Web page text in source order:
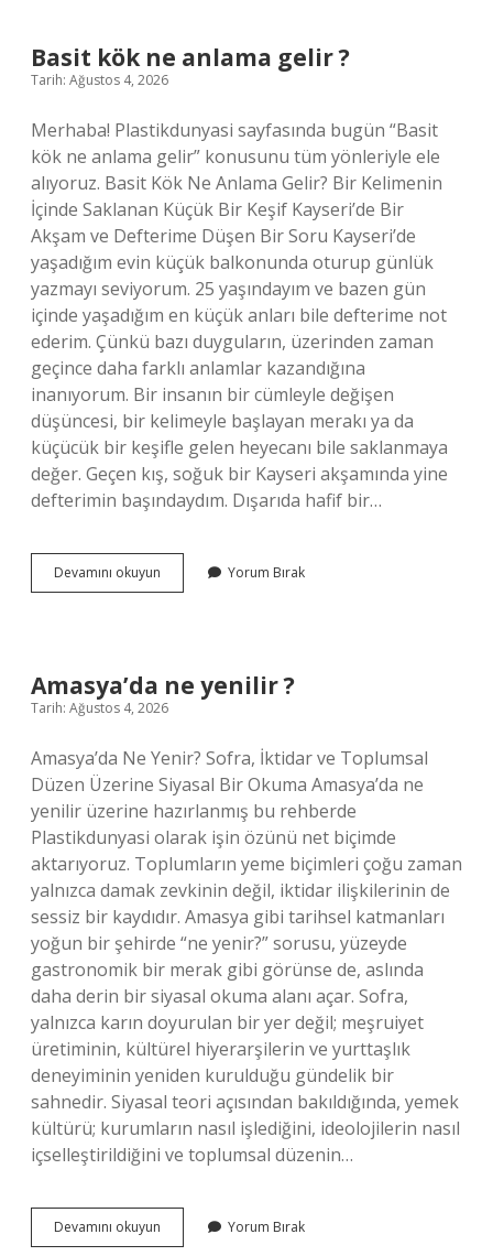
Basit kök ne anlama gelir ?
Tarih: Ağustos 4, 2026
Merhaba! Plastikdunyasi sayfasında bugün “Basit
kök ne anlama gelir” konusunu tüm yönleriyle ele
alıyoruz. Basit Kök Ne Anlama Gelir? Bir Kelimenin
İçinde Saklanan Küçük Bir Keşif Kayseri’de Bir
Akşam ve Defterime Düşen Bir Soru Kayseri’de
yaşadığım evin küçük balkonunda oturup günlük
yazmayı seviyorum. 25 yaşındayım ve bazen gün
içinde yaşadığım en küçük anları bile defterime not
ederim. Çünkü bazı duyguların, üzerinden zaman
geçince daha farklı anlamlar kazandığına
inanıyorum. Bir insanın bir cümleyle değişen
düşüncesi, bir kelimeyle başlayan merakı ya da
küçücük bir keşifle gelen heyecanı bile saklanmaya
değer. Geçen kış, soğuk bir Kayseri akşamında yine
defterimin başındaydım. Dışarıda hafif bir…
Devamını okuyun
kök
Yorum Bırak
Amasya’da ne yenilir ?
Tarih: Ağustos 4, 2026
Amasya’da Ne Yenir? Sofra, İktidar ve Toplumsal
Düzen Üzerine Siyasal Bir Okuma Amasya’da ne
yenilir üzerine hazırlanmış bu rehberde
Plastikdunyasi olarak işin özünü net biçimde
aktarıyoruz. Toplumların yeme biçimleri çoğu zaman
yalnızca damak zevkinin değil, iktidar ilişkilerinin de
sessiz bir kaydıdır. Amasya gibi tarihsel katmanları
yoğun bir şehirde “ne yenir?” sorusu, yüzeyde
gastronomik bir merak gibi görünse de, aslında
daha derin bir siyasal okuma alanı açar. Sofra,
yalnızca karın doyurulan bir yer değil; meşruiyet
üretiminin, kültürel hiyerarşilerin ve yurttaşlık
deneyiminin yeniden kurulduğu gündelik bir
sahnedir. Siyasal teori açısından bakıldığında, yemek
kültürü; kurumların nasıl işlediğini, ideolojilerin nasıl
içselleştirildiğini ve toplumsal düzenin…
Devamını okuyun Amasya’da
ne
Yorum Bırak